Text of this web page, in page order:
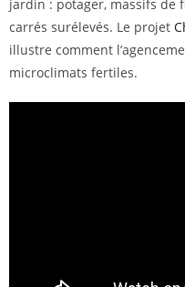
jardin : potager, massifs de
carrés surélevés. Le projet
illustre comment
microclimats fertiles.